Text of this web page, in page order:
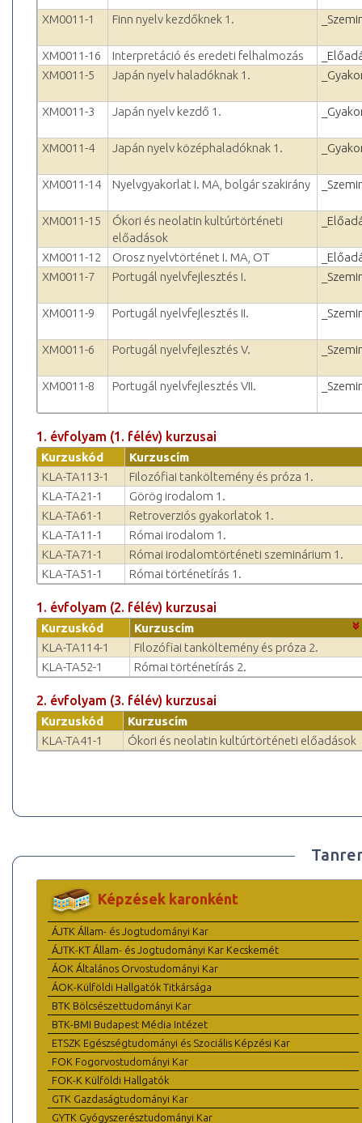
XM0011-1 Finn nyelv kezdőknek 1.
XM0011-16 Interpretáció és eredeti felhalmozás
XM0011-5
Japán nyelv haladóknak 1.
XM0011-3 Japán nyelv kezdő 1.
XM0011-4 Japán nyelv középhaladóknak 1.
XM0011-14 Nyelvgyakorlat I. MA, bolgár szakirány
XM0011-15
Ókori és neolatin kultúrtörténeti
előadások
XM0011-12 Orosz nyelvtörténet I. MA, OT
XM0011-7
Portugál nyelvfejlesztés I.
XM0011-9 Portugál nyelvfejlesztés II.
XM0011-6 Portugál nyelvfejlesztés V.
XM0011-8 Portugál nyelvfejlesztés VII.
1. évfolyam (1. félév) kurzusai
Kurzuskód
Kurzuscím
KLA-TA113-1
Filozófiai tanköltemény és próza 1.
KLA-TA21-1
Görög irodalom 1.
KLA-TA61-1
Retroverziós gyakorlatok 1.
KLA-TA11-1
Római irodalom 1.
KLA-TA71-1
Római irodalomtörténeti szeminárium 1.
KLA-TA51-1
Római történetírás 1.
1. évfolyam (2. félév) kurzusai
Kurzuskód
Kurzuscím
KLA-TA114-1
Filozófiai tanköltemény és próza 2.
KLA-TA52-1
Római történetírás 2.
2. évfolyam (3. félév) kurzusai
Kurzuskód
Kurzuscím
KLA-TA41-1
Ókori és neolatin kultúrtörténeti előadások
Képzések karonként
ÁJTK Állam- és Jogtudományi Kar
ÁJTK-KT Állam- és Jogtudományi Kar Kecskemét
ÁOK Általános Orvostudományi Kar
ÁOK-Külföldi Hallgatók Titkársága
BTK Bölcsészettudományi Kar
BTK-BMI Budapest Média Intézet
ETSZK Egészségtudományi és Szociális Képzési Kar
FOK Fogorvostudományi Kar
FOK-K Külföldi Hallgatók
GTK Gazdaságtudományi Kar
GYTK Gyógyszerésztudományi Kar